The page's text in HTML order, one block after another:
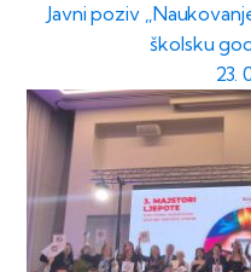
Javni poziv
školsku
23.